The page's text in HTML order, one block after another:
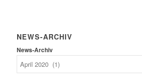
NEWS-ARCHIV
News-Archiv